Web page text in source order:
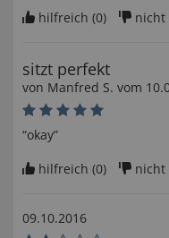
hilfreich (0) nicht
sitzt perfekt
von Manfred S. vom
“okay”
hilfreich (0) nicht
09.10.2016